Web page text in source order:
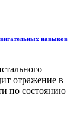
навыков
отражение в
по состоянию